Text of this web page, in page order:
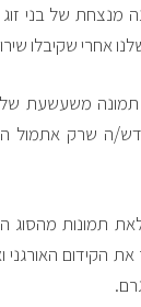
מנצחת של בני
אחרי שקיבלו
תמונה משעשעת
ה שרק אתמול
תמונות מהסוג
הקידום